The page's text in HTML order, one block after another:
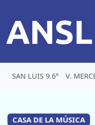
ANSL
SAN LUIS 9.6° V.
CASA DE LA MÚSICA